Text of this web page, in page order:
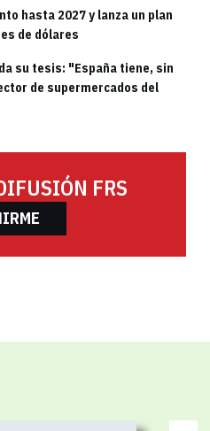
hasta 2027 y lanza un plan
de dólares
su tesis: "España tiene, sin
de supermercados del
FRS